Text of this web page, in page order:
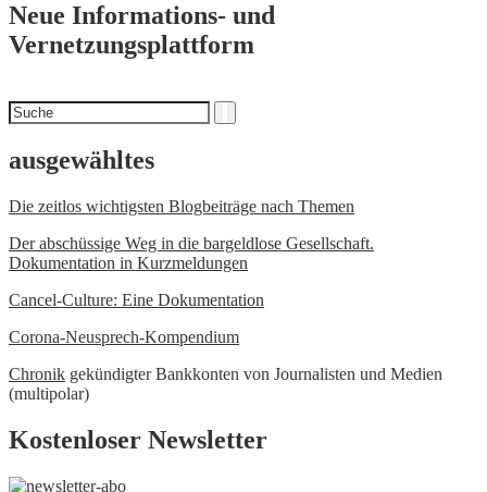
Neue Informations- und
Vernetzungsplattform
Suchen
nach
ausgewähltes
Die zeitlos wichtigsten Blogbeiträge nach Themen
Der abschüssige Weg in die bargeldlose Gesellschaft.
Dokumentation in Kurzmeldungen
Cancel-Culture: Eine Dokumentation
Corona-Neusprech-Kompendium
Chronik gekündigter Bankkonten von Journalisten und Medien
(multipolar)
Kostenloser Newsletter